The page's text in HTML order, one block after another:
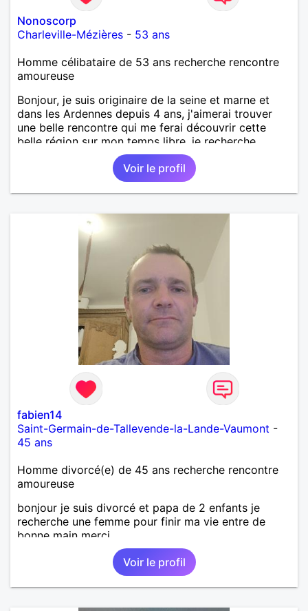
ravi….A très bientôt je l’espère.
Nonoscorp
Charleville-Mézières - 53 ans
Homme célibataire de 53 ans recherche rencontre
amoureuse
Bonjour, je suis originaire de la seine et marne et
dans les Ardennes depuis 4 ans, j'aimerai trouver
une belle rencontre qui me ferai découvrir cette
belle région sur mon temps libre, je recherche
quelqu'un de simple et sincère, une bonne
complicité et de la bonne humeur me ravirait.. alors
si l'envie de me découvrir vous en dit, je vous dis à
bientôt.
Voir le profil
fabien14
Saint-Germain-de-Tallevende-la-Lande-Vaumont -
45 ans
Homme divorcé(e) de 45 ans recherche rencontre
amoureuse
bonjour je suis divorcé et papa de 2 enfants je
recherche une femme pour finir ma vie entre de
bonne main merci
Voir le profil